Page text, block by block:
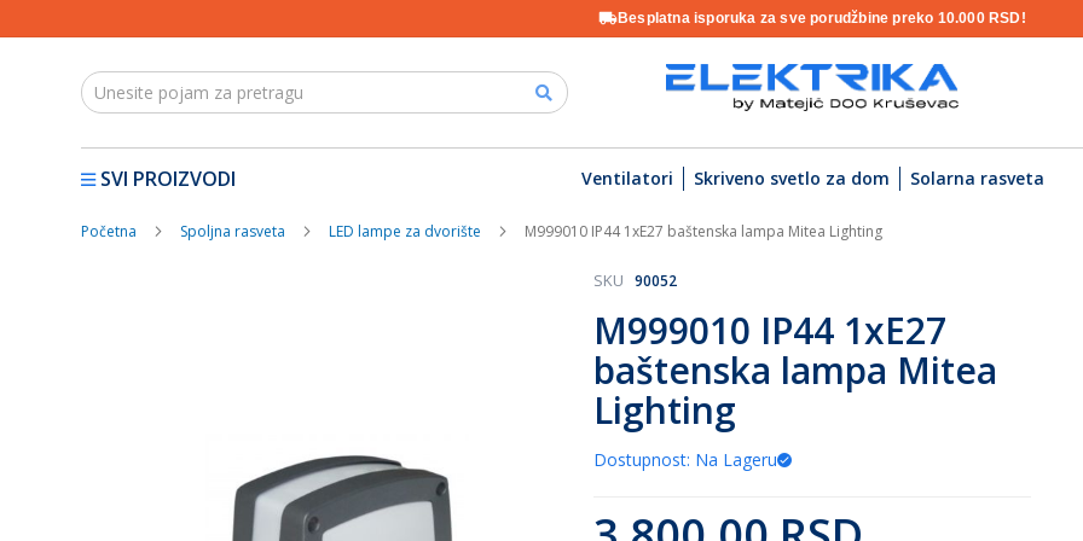
Besplatna isporuka za sve porudžbine preko 10.000 RSD!
SVI PROIZVODI Ventilatori Skriveno svetlo za dom Solarna rasveta
Početna Spoljna rasveta LED lampe za dvorište M999010 IP44 1xE27 baštenska lampa Mitea Lighting
M999010 IP44 1xE27
baštenska lampa Mitea
Lighting
SKU 90052
Dostupnost: Na Lageru